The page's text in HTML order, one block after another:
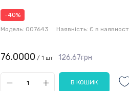
-40%
Модель: 007643 Наявність: Є в
126.67грн
76.0000 / 1 шт